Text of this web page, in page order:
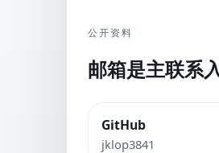
公开资料
邮箱是主联系
GitHub
jklop3841